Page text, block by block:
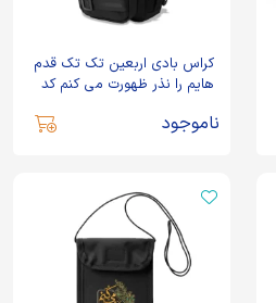
کراس بادی اربعین تک تک قدم
هایم را نذر ظهورت می کنم کد
ناموجود